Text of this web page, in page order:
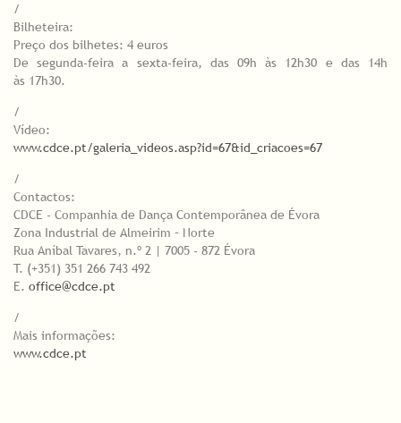
/
Bilheteira:
Preço dos bilhetes: 4 euros
De segunda-feira a sexta-feira, das 09h às 12h30 e das 14h
às 17h30.
/
Vídeo:
www.cdce.pt/galeria_videos.asp?id=67&id_criacoes=67
/
Contactos:
CDCE - Companhia de Dança Contemporânea de Évora
Zona Industrial de Almeirim – Norte
Rua Aníbal Tavares, n.º 2 | 7005 - 872 Évora
T. (+351) 351 266 743 492
E. office@cdce.pt
/
Mais informações:
www.cdce.pt